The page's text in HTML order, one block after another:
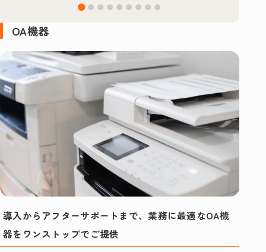
OA機器
導入からアフターサポートまで、業務に最適なOA機
器をワンストップでご提供